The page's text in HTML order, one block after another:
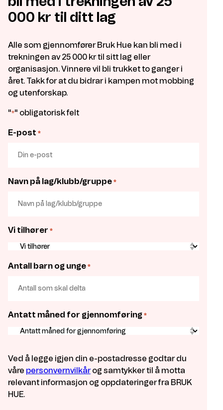
000 kr til ditt lag
Alle som gjennomfører Bruk Hue kan bli med i
trekningen av 25 000 kr til sitt lag eller
organisasjon. Vinnere vil bli trukket to ganger i
året. Takk for at du bidrar i kampen mot mobbing
og utenforskap.
"*" obligatorisk felt
E-post *
Navn på lag/klubb/gruppe *
Vi tilhører *
Antall barn og unge *
Antatt måned for gjennomføring *
Ved å legge igjen din e-postadresse godtar du
våre personvernvilkårog samtykker til å motta
relevant informasjon og oppdateringer fra BRUK
HUE.